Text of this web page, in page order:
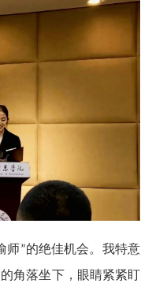
师”的绝佳机会。我特意
角落坐下，眼睛紧紧盯